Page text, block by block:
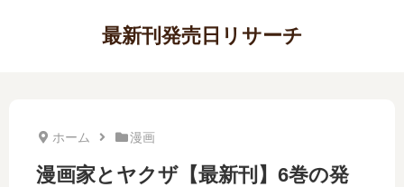
最新刊発売日リサーチ
ホーム 漫画
漫画家とヤクザ【最新刊】6巻の発